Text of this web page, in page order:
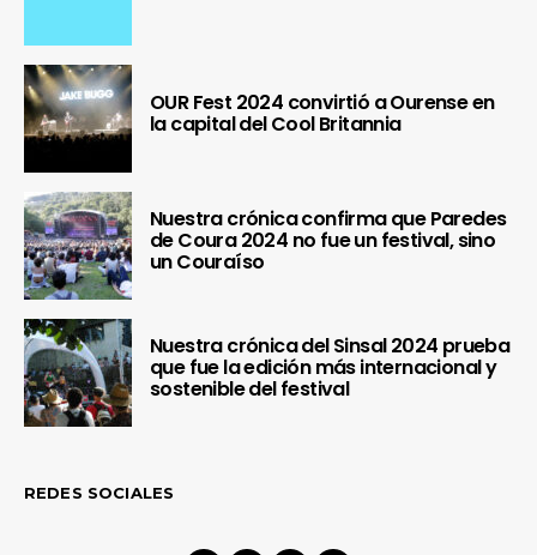
OUR Fest 2024 convirtió a Ourense en
la capital del Cool Britannia
Nuestra crónica confirma que Paredes
de Coura 2024 no fue un festival, sino
un Couraíso
Nuestra crónica del Sinsal 2024 prueba
que fue la edición más internacional y
sostenible del festival
REDES SOCIALES